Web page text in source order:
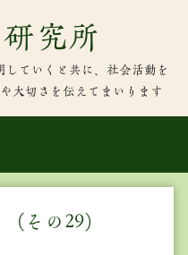
究所
ていくと共に、社会活動を
大切さを伝えてまいります
その29）